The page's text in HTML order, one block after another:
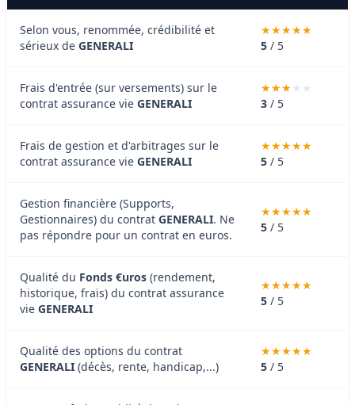
Selon vous, renommée, crédibilité et
sérieux de GENERALI 5 / 5
Frais d'entrée (sur versements) sur le
contrat assurance vie GENERALI 3 / 5
Frais de gestion et d'arbitrages sur le
contrat assurance vie GENERALI 5 / 5
Gestion financière (Supports,
Gestionnaires) du contrat GENERALI. Ne
pas répondre pour un contrat en euros.
5 / 5
Qualité du Fonds €uros (rendement,
historique, frais) du contrat assurance
vie GENERALI
5 / 5
Qualité des options du contrat
GENERALI (décès, rente, handicap,...) 5 / 5